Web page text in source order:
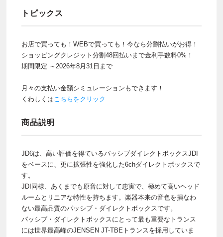
トピックス
お店で買っても！WEBで買っても！今なら分割払いがお得！
ショッピングクレジット分割48回払いまで金利手数料0%！
期間限定 ～2026年8月31日まで
月々の支払い金額シミュレーションもできます！
くわしくはこちらをクリック
商品説明
JD6は、高い評価を得ているパッシブダイレクトボックスJDI
をベースに、更に拡張性を強化した6chダイレクトボックスで
す。
JDI同様、あくまでも原音に対して忠実で、極めて高いヘッド
ルームとリニアな特性を持ちます。楽器本来の音色を損なわ
ない最高品質のパッシブ・ダイレクトボックスです。
パッシブ・ダイレクトボックスにとって最も重要なトランス
には世界最高峰のJENSEN JT-TBEトランスを採用していま